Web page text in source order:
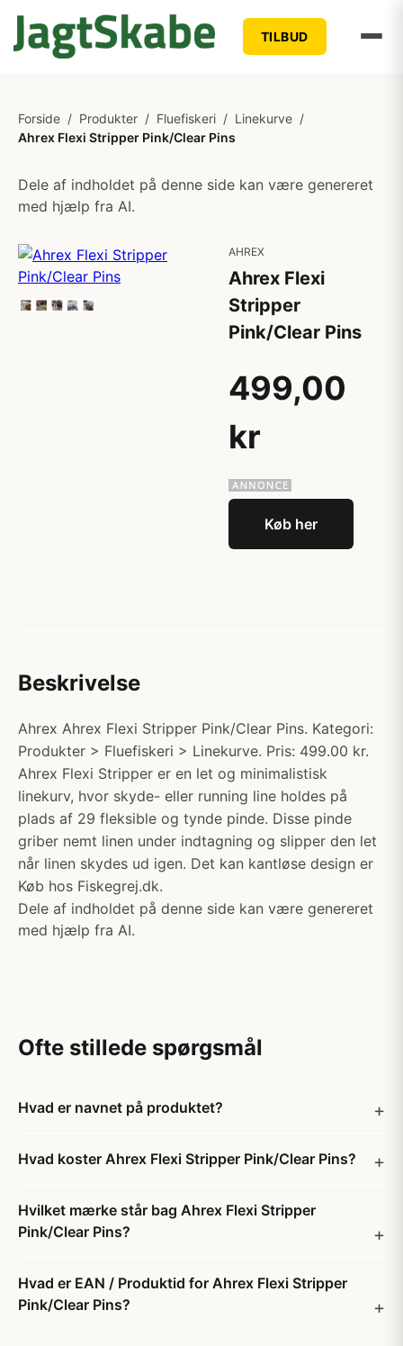
TILBUD
Forside / Produkter / Fluefiskeri / Linekurve /
Ahrex Flexi Stripper Pink/Clear Pins
Dele af indholdet på denne side kan være genereret
med hjælp fra AI.
AHREX
Ahrex Flexi
Stripper
Pink/Clear Pins
499,00
kr
Køb her
Beskrivelse
Ahrex Ahrex Flexi Stripper Pink/Clear Pins. Kategori:
Produkter > Fluefiskeri > Linekurve. Pris: 499.00 kr.
Ahrex Flexi Stripper er en let og minimalistisk
linekurv, hvor skyde- eller running line holdes på
plads af 29 fleksible og tynde pinde. Disse pinde
griber nemt linen under indtagning og slipper den let
når linen skydes ud igen. Det kan kantløse design er
Køb hos Fiskegrej.dk.
Dele af indholdet på denne side kan være genereret
med hjælp fra AI.
Ofte stillede spørgsmål
Hvad er navnet på produktet?
Hvad koster Ahrex Flexi Stripper Pink/Clear Pins?
Hvilket mærke står bag Ahrex Flexi Stripper
Pink/Clear Pins?
Hvad er EAN / Produktid for Ahrex Flexi Stripper
Pink/Clear Pins?